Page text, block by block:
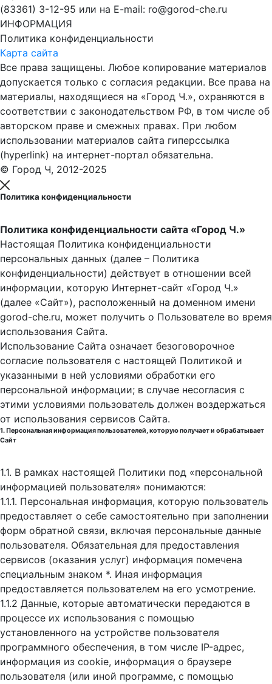
(83361) 3-12-95 или на E-mail: ro@gorod-che.ru
ИНФОРМАЦИЯ
Политика конфиденциальности
Карта сайта
Все права защищены. Любое копирование материалов
допускается только с согласия редакции. Все права на
материалы, находящиеся на «Город Ч.», охраняются в
соответствии с законодательством РФ, в том числе об
авторском праве и смежных правах. При любом
использовании материалов сайта гиперссылка
(hyperlink) на интернет-портал обязательна.
© Город Ч, 2012-2025
Политика конфиденциальности
Политика конфиденциальности сайта «Город Ч.»
Настоящая Политика конфиденциальности
персональных данных (далее – Политика
конфиденциальности) действует в отношении всей
информации, которую Интернет-сайт «Город Ч.»
(далее «Сайт»), расположенный на доменном имени
gorod-che.ru, может получить о Пользователе во время
использования Cайта.
Использование Сайта означает безоговорочное
согласие пользователя с настоящей Политикой и
указанными в ней условиями обработки его
персональной информации; в случае несогласия с
этими условиями пользователь должен воздержаться
от использования сервисов Сайта.
1. Персональная информация пользователей, которую получает и обрабатывает
Сайт
1.1. В рамках настоящей Политики под «персональной
информацией пользователя» понимаются:
1.1.1. Персональная информация, которую пользователь
предоставляет о себе самостоятельно при заполнении
форм обратной связи, включая персональные данные
пользователя. Обязательная для предоставления
сервисов (оказания услуг) информация помечена
специальным знаком *. Иная информация
предоставляется пользователем на его усмотрение.
1.1.2 Данные, которые автоматически передаются в
процессе их использования с помощью
установленного на устройстве пользователя
программного обеспечения, в том числе IP-адрес,
информация из cookie, информация о браузере
пользователя (или иной программе, с помощью